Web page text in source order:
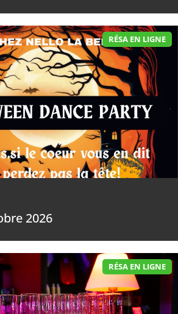
RÉSA EN LIGNE
2026
RÉSA EN LIGNE